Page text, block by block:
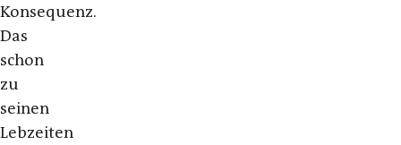
Konsequenz.
Das
schon
zu
seinen
Lebzeiten